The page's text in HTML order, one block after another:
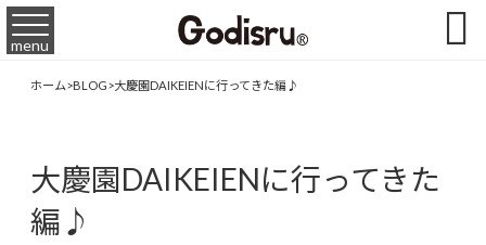
menu 
ホーム>BLOG>大慶園DAIKEIENに行ってきた編♪
大慶園DAIKEIENに行ってきた
編♪